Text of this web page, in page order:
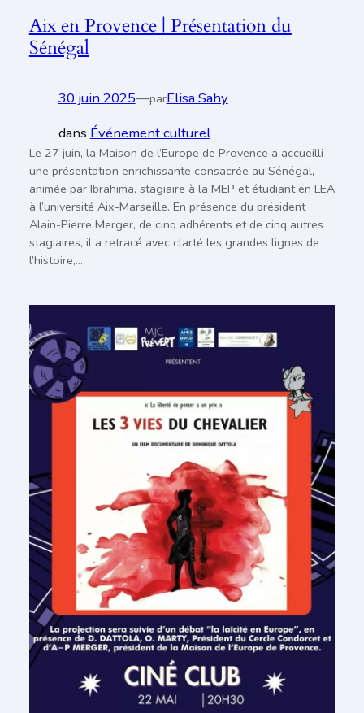
Aix en Provence | Présentation du
Sénégal
30 juin 2025—parElisa Sahy
dans Événement culturel
Le 27 juin, la Maison de l’Europe de Provence a accueilli
une présentation enrichissante consacrée au Sénégal,
animée par Ibrahima, stagiaire à la MEP et étudiant en LEA
à l’université Aix-Marseille. En présence du président
Alain-Pierre Merger, de cinq adhérents et de cinq autres
stagiaires, il a retracé avec clarté les grandes lignes de
l’histoire,…